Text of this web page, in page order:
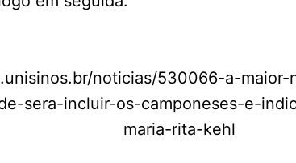
noticias/530066-a-maior-
sera-incluir-os-camponeses-e-
maria-rita-kehl